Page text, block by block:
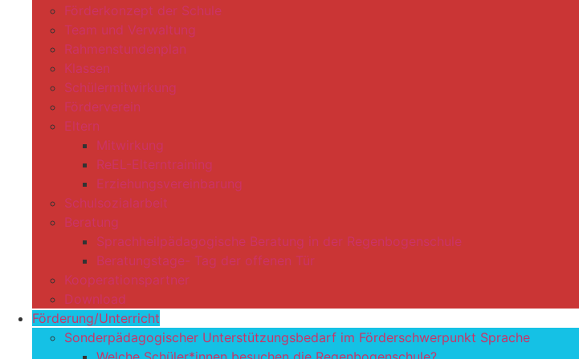
Förderkonzept der Schule
Team und Verwaltung
Rahmenstundenplan
Klassen
Schülermitwirkung
Förderverein
Eltern
Mitwirkung
ReEL-Elterntraining
Erziehungsvereinbarung
Schulsozialarbeit
Beratung
Sprachheilpädagogische Beratung in der Regenbogenschule
Beratungstage- Tag der offenen Tür
Kooperationspartner
Download
Förderung/Unterricht
Sonderpädagogischer Unterstützungsbedarf im Förderschwerpunkt Sprache